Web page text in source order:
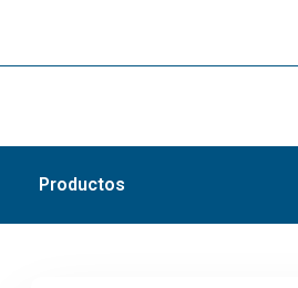
Productos